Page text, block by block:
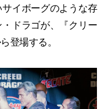
イボーグのような存
ドラゴが、『クリー
登場する。